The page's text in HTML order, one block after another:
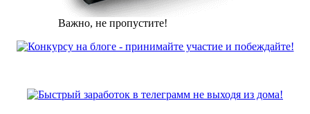
Важно, не пропустите!